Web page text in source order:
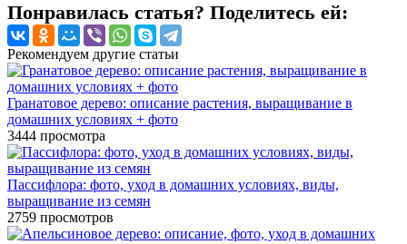
Понравилась статья? Поделитесь ей:
Рекомендуем другие статьи
Гранатовое дерево: описание растения, выращивание в
домашних условиях + фото
3444 просмотра
Пассифлора: фото, уход в домашних условиях, виды,
выращивание из семян
2759 просмотров